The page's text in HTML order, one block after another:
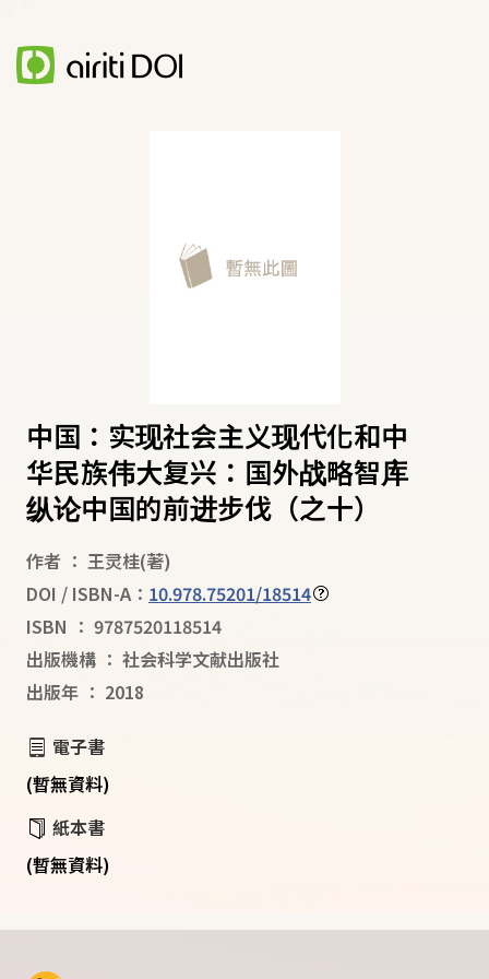
中国：实现社会主义现代化和中
华民族伟大复兴：国外战略智库
纵论中国的前进步伐（之十）
作者 ： 王灵桂(著)
DOI / ISBN-A： 10.978.75201/18514
ISBN ： 9787520118514
出版機構 ： 社会科学文献出版社
出版年 ： 2018
電子書
(暫無資料)
紙本書
(暫無資料)